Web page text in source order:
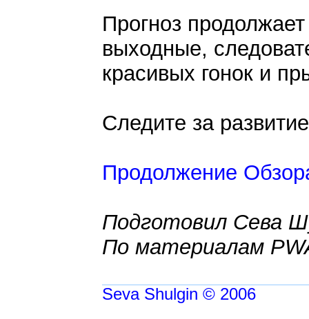
Прогноз
выходные,
красивых гонок и
Следите за
Продолжение
Подготовил Сева
По материалам
Seva Shulgin © 2006